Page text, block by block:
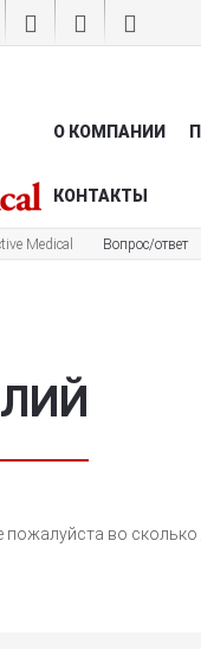
О КОМПАНИИ
КОНТАКТЫ
Medical Вопрос/ответ
пожалуйста во